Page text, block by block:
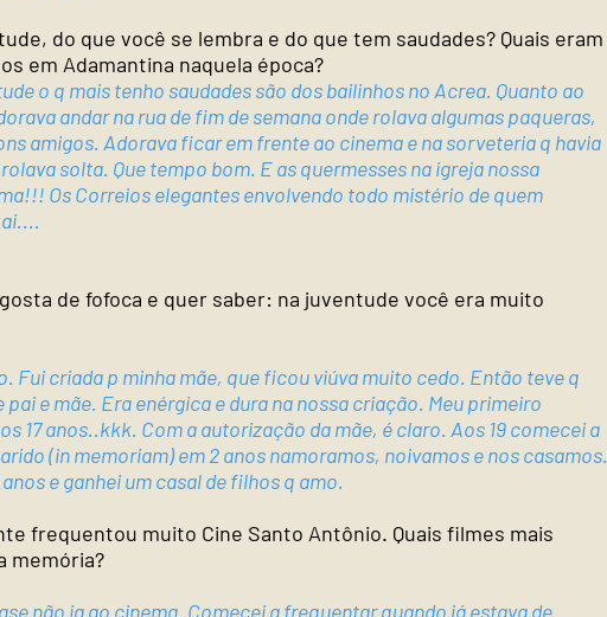
do que você se lembra e do que tem saudades? Quais eram
em Adamantina naquela época?
o q mais tenho saudades são dos bailinhos no Acrea. Quanto ao
andar na rua de fim de semana onde rolava algumas paqueras,
amigos. Adorava ficar em frente ao cinema e na sorveteria q havia
solta. Que tempo bom. E as quermesses na igreja nossa
Os Correios elegantes envolvendo todo mistério de quem
de fofoca e quer saber: na juventude você era muito
Fui criada p minha mãe, que ficou viúva muito cedo. Então teve q
pai e mãe. Era enérgica e dura na nossa criação. Meu primeiro
17 anos..kkk. Com a autorização da mãe, é claro. Aos 19 comecei a
(in memoriam) em 2 anos namoramos, noivamos e nos casamos.
e ganhei um casal de filhos q amo.
frequentou muito Cine Santo Antônio. Quais filmes mais
memória?
não ia ao cinema. Comecei a frequentar quando já estava de